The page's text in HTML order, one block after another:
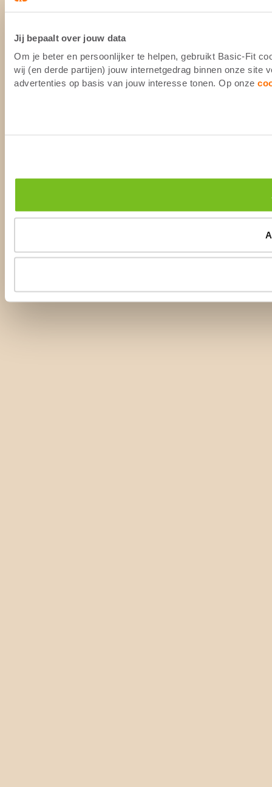
Jij bepaalt over jouw data
Om je beter en persoonlijker te helpen, gebruikt Basic-Fit
wij (en derde partijen) jouw internetgedrag binnen onze site
advertenties op basis van jouw interesse tonen. Op onze